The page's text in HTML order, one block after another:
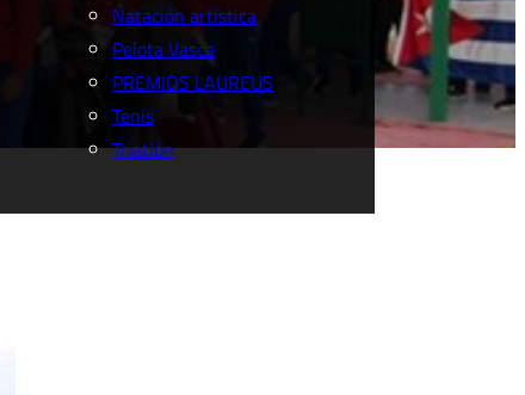
Natación artística
Pelota Vasca
PREMIOS LAUREUS
Tenis
Triatlón